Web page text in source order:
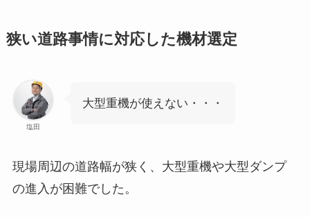
狭い道路事情に対応した機材選定
塩田
大型重機が使えない・・・
現場周辺の道路幅が狭く、大型重機や大型ダンプ
の進入が困難でした。